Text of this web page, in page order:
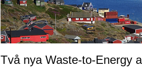
Två nya Waste-to-Energy